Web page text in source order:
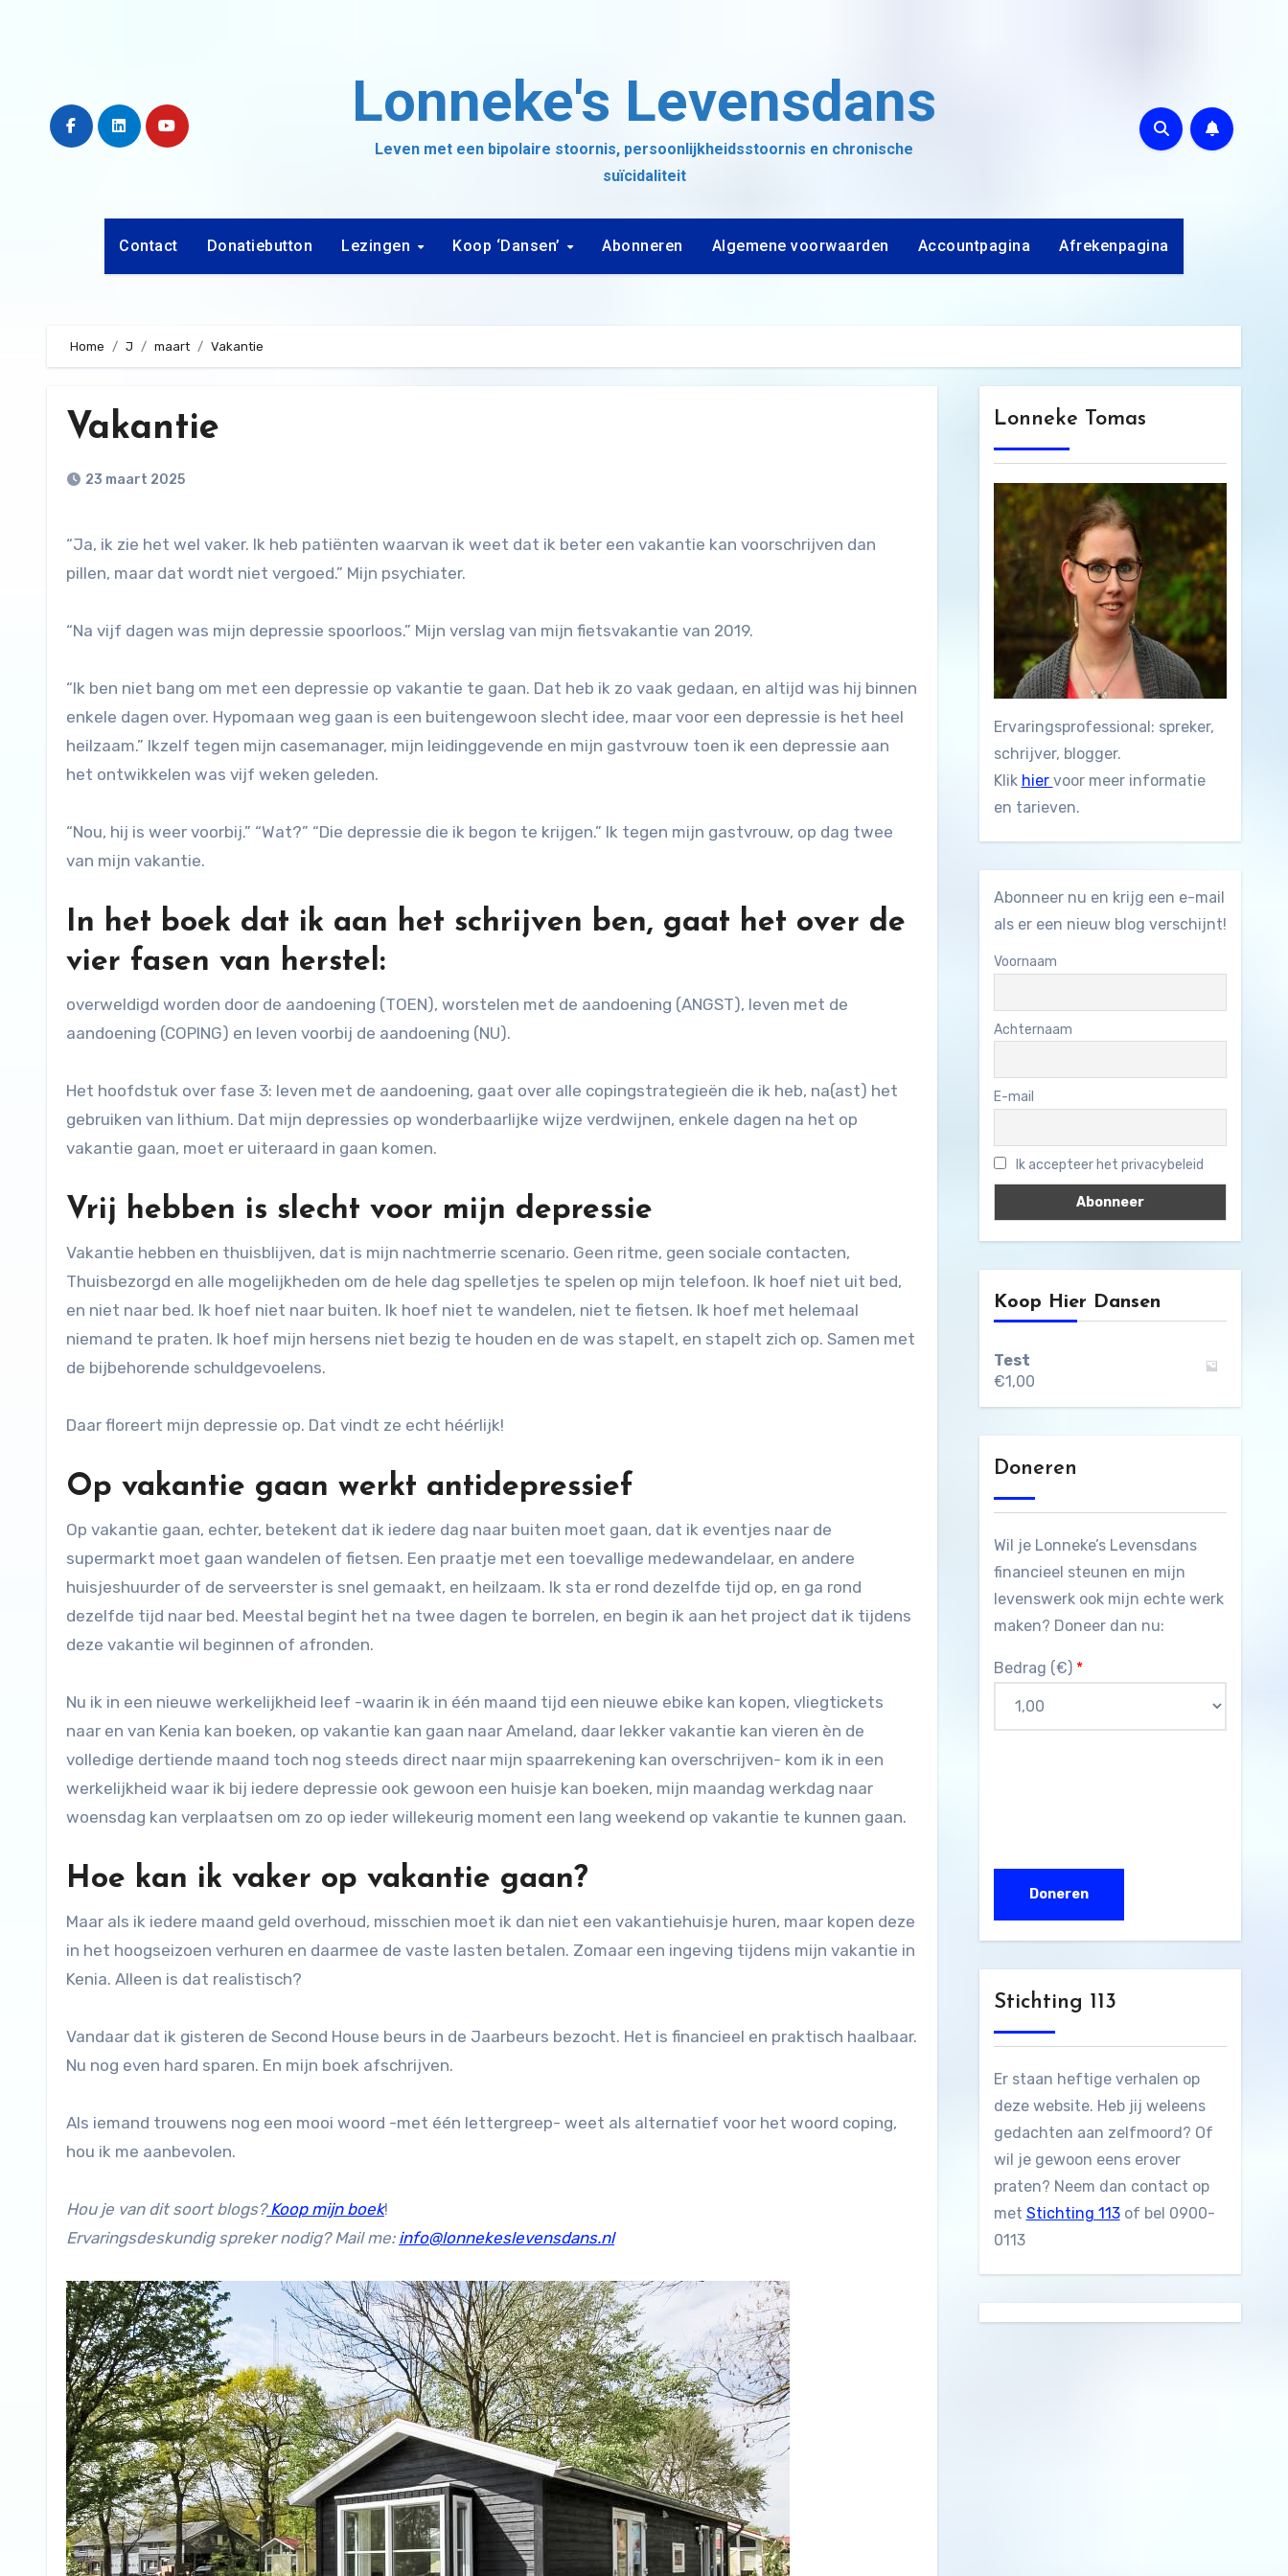
Lonneke's Levensdans
Leven met een bipolaire stoornis, persoonlijkheidsstoornis en chronische
suïcidaliteit
Contact Donatiebutton Lezingen Koop ‘Dansen’ Abonneren Algemene voorwaarden Accountpagina Afrekenpagina
Home J maart Vakantie
Vakantie
23 maart 2025
“Ja, ik zie het wel vaker. Ik heb patiënten waarvan ik weet dat ik beter een vakantie kan voorschrijven dan
pillen, maar dat wordt niet vergoed.” Mijn psychiater.
“Na vijf dagen was mijn depressie spoorloos.” Mijn verslag van mijn fietsvakantie van 2019.
“Ik ben niet bang om met een depressie op vakantie te gaan. Dat heb ik zo vaak gedaan, en altijd was hij binnen
enkele dagen over. Hypomaan weg gaan is een buitengewoon slecht idee, maar voor een depressie is het heel
heilzaam.” Ikzelf tegen mijn casemanager, mijn leidinggevende en mijn gastvrouw toen ik een depressie aan
het ontwikkelen was vijf weken geleden.
“Nou, hij is weer voorbij.” “Wat?” “Die depressie die ik begon te krijgen.” Ik tegen mijn gastvrouw, op dag twee
van mijn vakantie.
In het boek dat ik aan het schrijven ben, gaat het over de
vier fasen van herstel:
overweldigd worden door de aandoening (TOEN), worstelen met de aandoening (ANGST), leven met de
aandoening (COPING) en leven voorbij de aandoening (NU).
Het hoofdstuk over fase 3: leven met de aandoening, gaat over alle copingstrategieën die ik heb, na(ast) het
gebruiken van lithium. Dat mijn depressies op wonderbaarlijke wijze verdwijnen, enkele dagen na het op
vakantie gaan, moet er uiteraard in gaan komen.
Vrij hebben is slecht voor mijn depressie
Vakantie hebben en thuisblijven, dat is mijn nachtmerrie scenario. Geen ritme, geen sociale contacten,
Thuisbezorgd en alle mogelijkheden om de hele dag spelletjes te spelen op mijn telefoon. Ik hoef niet uit bed,
en niet naar bed. Ik hoef niet naar buiten. Ik hoef niet te wandelen, niet te fietsen. Ik hoef met helemaal
niemand te praten. Ik hoef mijn hersens niet bezig te houden en de was stapelt, en stapelt zich op. Samen met
de bijbehorende schuldgevoelens.
Daar floreert mijn depressie op. Dat vindt ze echt héérlijk!
Op vakantie gaan werkt antidepressief
Op vakantie gaan, echter, betekent dat ik iedere dag naar buiten moet gaan, dat ik eventjes naar de
supermarkt moet gaan wandelen of fietsen. Een praatje met een toevallige medewandelaar, en andere
huisjeshuurder of de serveerster is snel gemaakt, en heilzaam. Ik sta er rond dezelfde tijd op, en ga rond
dezelfde tijd naar bed. Meestal begint het na twee dagen te borrelen, en begin ik aan het project dat ik tijdens
deze vakantie wil beginnen of afronden.
Nu ik in een nieuwe werkelijkheid leef -waarin ik in één maand tijd een nieuwe ebike kan kopen, vliegtickets
naar en van Kenia kan boeken, op vakantie kan gaan naar Ameland, daar lekker vakantie kan vieren èn de
volledige dertiende maand toch nog steeds direct naar mijn spaarrekening kan overschrijven- kom ik in een
werkelijkheid waar ik bij iedere depressie ook gewoon een huisje kan boeken, mijn maandag werkdag naar
woensdag kan verplaatsen om zo op ieder willekeurig moment een lang weekend op vakantie te kunnen gaan.
Hoe kan ik vaker op vakantie gaan?
Maar als ik iedere maand geld overhoud, misschien moet ik dan niet een vakantiehuisje huren, maar kopen deze
in het hoogseizoen verhuren en daarmee de vaste lasten betalen. Zomaar een ingeving tijdens mijn vakantie in
Kenia. Alleen is dat realistisch?
Vandaar dat ik gisteren de Second House beurs in de Jaarbeurs bezocht. Het is financieel en praktisch haalbaar.
Nu nog even hard sparen. En mijn boek afschrijven.
Als iemand trouwens nog een mooi woord -met één lettergreep- weet als alternatief voor het woord coping,
hou ik me aanbevolen.
Hou je van dit soort blogs?Koop mijn boek!
Ervaringsdeskundig spreker nodig? Mail me: info@lonnekeslevensdans.nl
Lonneke Tomas
Ervaringsprofessional: spreker,
schrijver, blogger.
Klik hier voor meer informatie
en tarieven.
Abonneer nu en krijg een e-mail
als er een nieuw blog verschijnt!
Voornaam
Achternaam
E-mail
Ik accepteer het privacybeleid
Koop Hier Dansen
Test
€1,00
Doneren
Wil je Lonneke’s Levensdans
financieel steunen en mijn
levenswerk ook mijn echte werk
maken? Doneer dan nu:
Bedrag (€) *
Stichting 113
Er staan heftige verhalen op
deze website. Heb jij weleens
gedachten aan zelfmoord? Of
wil je gewoon eens erover
praten? Neem dan contact op
met Stichting 113of bel 0900-
0113